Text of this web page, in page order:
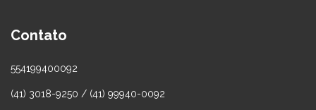
Contato
554199400092
(41) 3018-9250 / (41) 99940-0092